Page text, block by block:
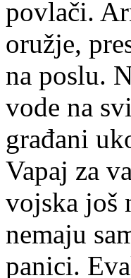
povlači.
oružje,
na poslu.
vode na
građani
Vapaj za
vojska još
nemaju
panici.